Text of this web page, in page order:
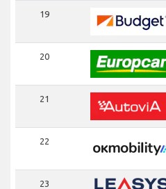
19
20
21
22
23